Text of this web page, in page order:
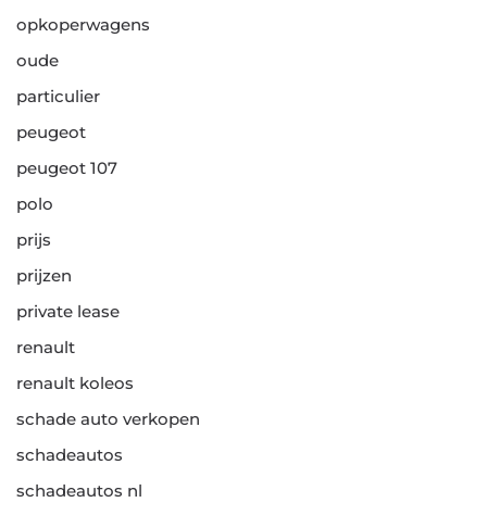
opkoperwagens
oude
particulier
peugeot
peugeot 107
polo
prijs
prijzen
private lease
renault
renault koleos
schade auto verkopen
schadeautos
schadeautos nl